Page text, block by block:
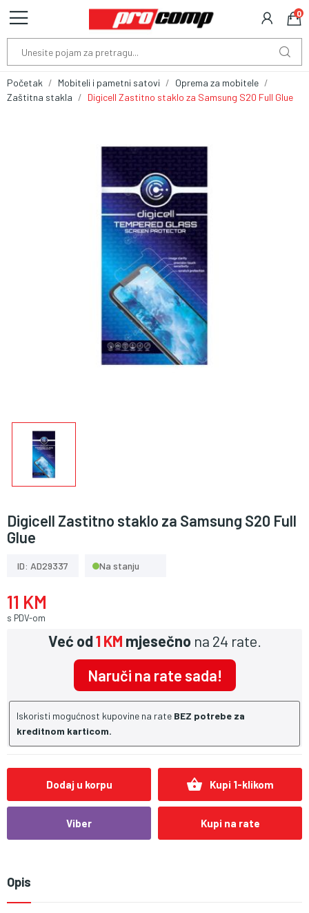
0
Početak Mobiteli i pametni satovi
Oprema za mobitele
Zaštitna stakla
Digicell Zastitno staklo za Samsung S20 Full Glue
Digicell Zastitno staklo za Samsung S20 Full
Glue
ID: AD29337 Na stanju
11 KM
s PDV-om
Već od1 KM mjesečno na 24 rate.
Naruči na rate sada!
Iskoristi mogućnost kupovine na rate BEZ potrebe za
kreditnom karticom.
Dodaj u korpu shopping_basket Kupi 1-klikom
Viber Kupi na rate
Opis